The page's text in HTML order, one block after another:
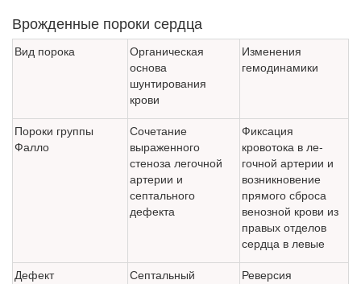
Врожденные пороки сердца
Вид порока
Органическая
основа
шунтирования
крови
Изменения
гемодинамики
Пороки группы
Фалло
Сочетание
выраженного
стеноза легочной
артерии и
септального
дефекта
Фиксация
кровотока в ле­
гочной артерии и
возник­новение
прямого сброса
венозной крови из
правых отделов
сердца в левые
Дефект
Септальный
Реверсия